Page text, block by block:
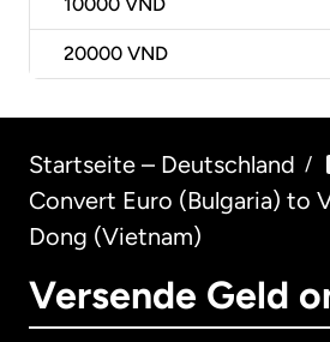
10000 VND
20000 VND
Startseite – Deutschland /
Convert Euro (Bulgaria) to
Dong (Vietnam)
Versende Geld